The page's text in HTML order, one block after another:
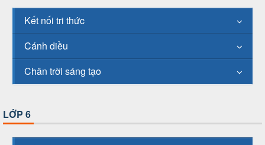
Kết nối tri thức
Cánh diều
Chân trời sáng tạo
LỚP 6